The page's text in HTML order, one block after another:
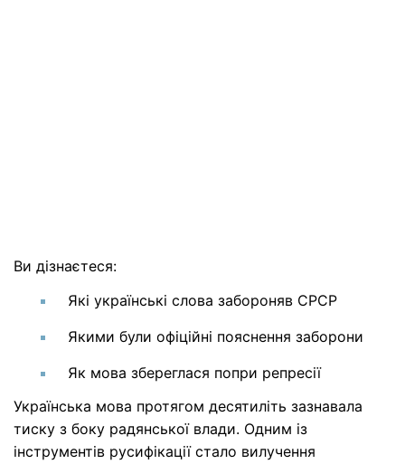
Ви дізнаєтеся:
Які українські слова забороняв СРСР
Якими були офіційні пояснення заборони
Як мова збереглася попри репресії
Українська мова протягом десятиліть зазнавала
тиску з боку радянської влади. Одним із
інструментів русифікації стало вилучення